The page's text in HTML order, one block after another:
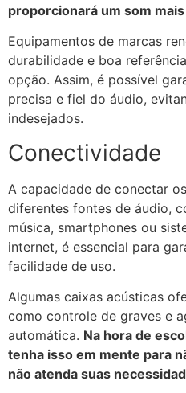
proporcionará um som
Equipamentos de marcas
durabilidade e boa
opção. Assim, é possível
precisa e fiel do áudio,
indesejados.
Conectividade
A capacidade de conectar
diferentes fontes de áudio,
música, smartphones ou
internet, é essencial para
facilidade de uso.
Algumas caixas acústicas
como controle de graves e
automática. Na hora de
tenha isso em mente para
não atenda suas